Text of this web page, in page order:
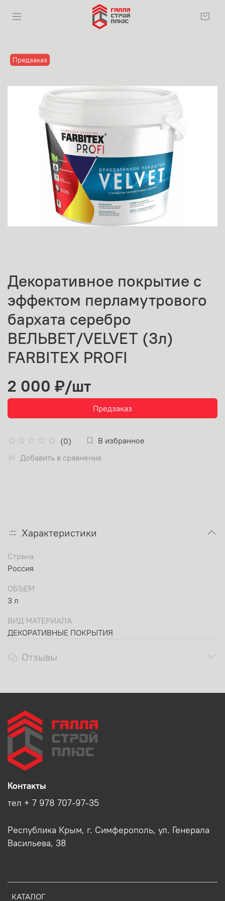
Предзаказ
Декоративное покрытие с
эффектом перламутрового
бархата серебро
ВЕЛЬВЕТ/VELVET (3л)
FARBITEX PROFI
(0)
В избранное
Добавить в сравнение
2 000 ₽/шт
Предзаказ
Характеристики
Страна
Россия
ОБЪЕМ
3 л
ВИД МАТЕРИАЛА
ДЕКОРАТИВНЫЕ ПОКРЫТИЯ
Отзывы
КАТАЛОГ
Контакты
тел + 7 978 707-97-35
Республика Крым, г. Симферополь, ул. Генерала
Васильева, 38